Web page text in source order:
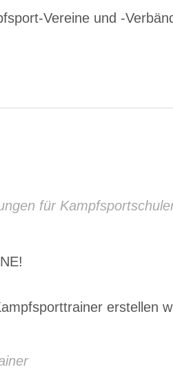
Vereine und -
für
erstellen